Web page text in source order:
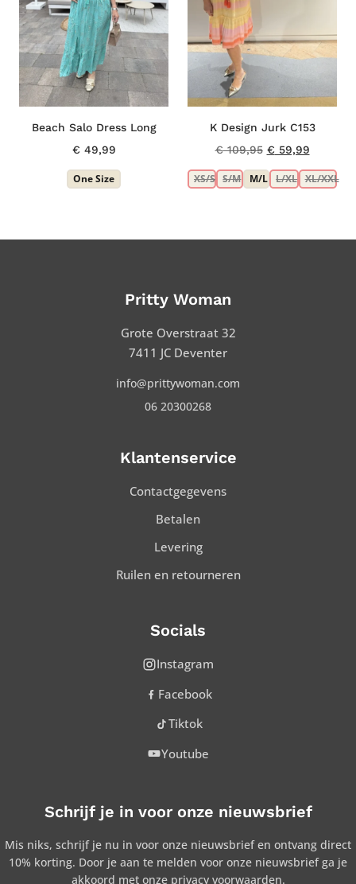
Beach Salo Dress Long
€ 49,99
One Size
K Design Jurk C153
€109,95 Oorspronkelijke
prijs
was:
€ 59,99Huidige
prijs
is:
XS/S S/M M/L L/XL XL/XXL
Pritty Woman
Grote Overstraat 32
7411 JC Deventer
info@prittywoman.com
06 20300268
Klantenservice
Contactgegevens
Betalen
Levering
Ruilen en retourneren
Socials
Instagram
Facebook
Tiktok
Youtube
Schrijf je in voor onze nieuwsbrief
Mis niks, schrijf je nu in voor onze nieuwsbrief en ontvang direct
10% korting. Door je aan te melden voor onze nieuwsbrief ga je
akkoord met onze privacy voorwaarden.